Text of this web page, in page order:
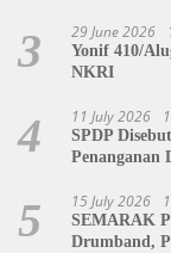
3 29 June 2026
Yonif 410/
NKRI
4 11 July 2026
SPDP
Penanganan
5 15 July 2026
SEMARAK
Drumband,